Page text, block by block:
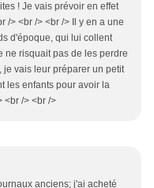
! Je vais prévoir en effet
/> <br /> <br /> Il y en a une
d'époque, qui lui collent
ne risquait pas de les perdre
je vais leur préparer un petit
les enfants pour avoir la
<br /> <br />
anciens; j'ai acheté